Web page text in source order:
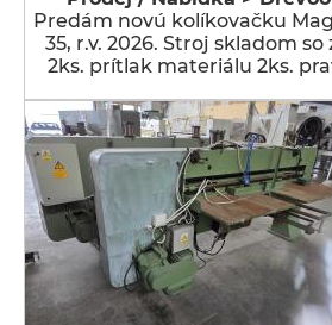
Predám novú kolíkovačku
35, r.v. 2026. Stroj skladom
2ks. prítlak materiálu 2ks.